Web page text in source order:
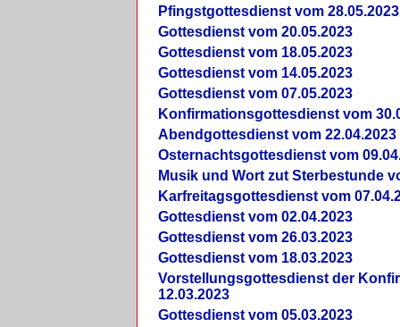
Pfingstgottesdienst vom 28.05.2023
Gottesdienst vom 20.05.2023
Gottesdienst vom 18.05.2023
Gottesdienst vom 14.05.2023
Gottesdienst vom 07.05.2023
Konfirmationsgottesdienst vom
Abendgottesdienst vom 22.04.2023
Osternachtsgottesdienst vom
Musik und Wort zut Sterbestunde
Karfreitagsgottesdienst vom
Gottesdienst vom 02.04.2023
Gottesdienst vom 26.03.2023
Gottesdienst vom 18.03.2023
Vorstellungsgottesdienst der
12.03.2023
Gottesdienst vom 05.03.2023